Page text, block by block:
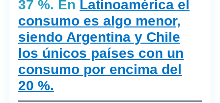
37 %. En Latinoamérica el
consumo es algo menor,
siendo Argentina y Chile
los únicos países con un
consumo por encima del
20 %.